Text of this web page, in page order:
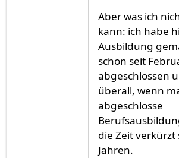
Aber was ich
kann: ich habe
Ausbildung
schon seit
abgeschlossen
überall, wenn
abgeschlosse
die Zeit verkürzt
Jahren.